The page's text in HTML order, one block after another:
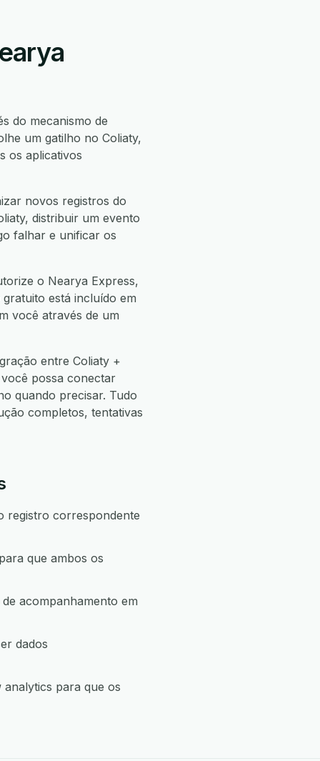
do mecanismo de
um gatilho no Coliaty,
os aplicativos
novos registros do
distribuir um evento
falhar e unificar os
o Nearya Express,
está incluído em
você através de um
entre Coliaty +
possa conectar
quando precisar. Tudo
completos, tentativas
registro correspondente
que ambos os
acompanhamento em
dados
para que os